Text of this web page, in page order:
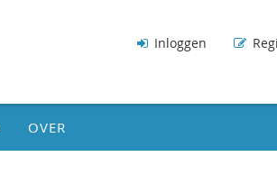
Inloggen
OVER